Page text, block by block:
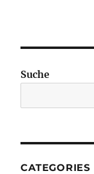
Suche
CATEGORIES